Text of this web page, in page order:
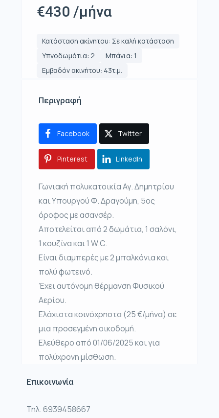
€430 /μήνα
Κατάσταση ακίνητου: Σε καλή κατάσταση
Υπνοδωμάτια: 2
Μπάνια: 1
Εμβαδόν ακινήτου: 43τ.μ.
Περιγραφή
Facebook Twitter
Pinterest LinkedIn
Γωνιακή πολυκατοικία Αγ. Δημητρίου
και Υπουργού Φ. Δραγούμη, 5ος
όροφος με ασανσέρ.
Αποτελείται από 2 δωμάτια, 1 σαλόνι,
1 κουζίνα και 1 W.C.
Είναι διαμπερές με 2 μπαλκόνια και
πολύ φωτεινό.
Έχει αυτόνομη θέρμανση Φυσικού
Αερίου.
Ελάχιστα κοινόχρηστα (25 €/μήνα) σε
μια προσεγμένη οικοδομή.
Ελεύθερο από 01/06/2025 και για
πολύχρονη μίσθωση.
Επικοινωνία
Τηλ. 6939458667